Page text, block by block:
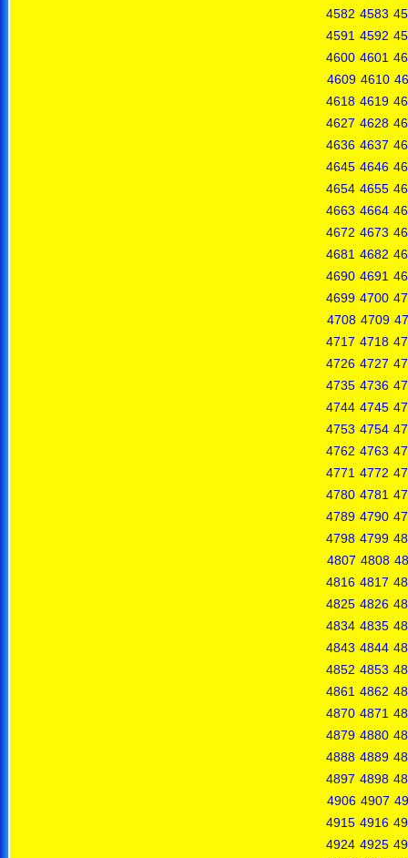
4582 4583
4591 4592
4600 4601
4609 4610
4618 4619
4627 4628
4636 4637
4645 4646
4654 4655
4663 4664
4672 4673
4681 4682
4690 4691
4699 4700
4708 4709
4717 4718
4726 4727
4735 4736
4744 4745
4753 4754
4762 4763
4771 4772
4780 4781
4789 4790
4798 4799
4807 4808
4816 4817
4825 4826
4834 4835
4843 4844
4852 4853
4861 4862
4870 4871
4879 4880
4888 4889
4897 4898
4906 4907
4915 4916
4924 4925